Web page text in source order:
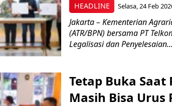
HEADLINE Selasa, 24 Feb
Jakarta – Kementerian
(ATR/BPN) bersama PT
Legalisasi dan Penyelesaian...
Tetap Buka
Masih Bisa